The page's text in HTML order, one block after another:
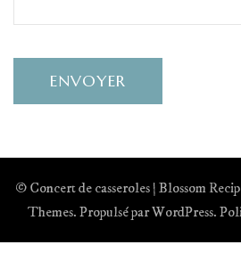
© Concert de casseroles | Blossom
Themes. Propulsé parWordPress.